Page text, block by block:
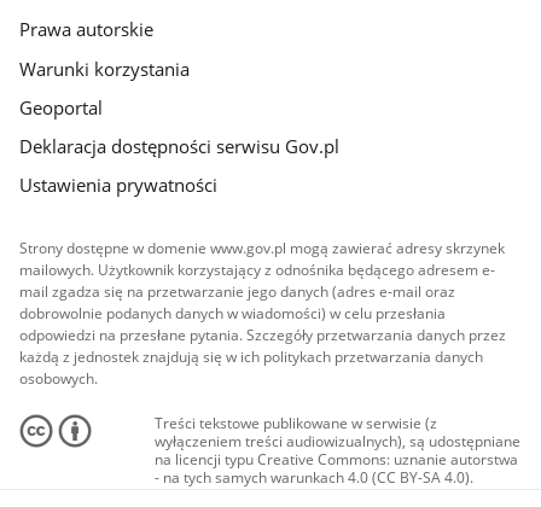
Prawa autorskie
Warunki korzystania
Geoportal
Deklaracja dostępności serwisu Gov.pl
Ustawienia prywatności
Strony dostępne w domenie www.gov.pl mogą zawierać adresy skrzynek
mailowych. Użytkownik korzystający z odnośnika będącego adresem e-
mail zgadza się na przetwarzanie jego danych (adres e-mail oraz
dobrowolnie podanych danych w wiadomości) w celu przesłania
odpowiedzi na przesłane pytania. Szczegóły przetwarzania danych przez
każdą z jednostek znajdują się w ich politykach przetwarzania danych
osobowych.
Treści tekstowe publikowane w serwisie (z
wyłączeniem treści audiowizualnych), są udostępniane
na licencji typu Creative Commons: uznanie autorstwa
- na tych samych warunkach 4.0 (CC BY-SA 4.0).
Materiały audiowizualne, w tym zdjęcia, materiały